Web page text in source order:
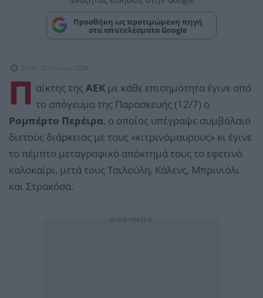
Προσθήκη ως προτιμώμενη πηγή
στα αποτελέσματα Google
21:00, 12 Ιουλίου 2024
Π αίκτης της ΑΕΚ με κάθε επισημότητα έγινε από
το απόγευμα της Παρασκευής (12/7) ο
Ρομπέρτο Περέιρα, ο οποίος υπέγραψε συμβόλαιο
διετούς διάρκειας με τους «κιτρινόμαυρους» κι έγινε
το πέμπτο μεταγραφικό απόκτημά τους το εφετινό
καλοκαίρι, μετά τους Τσιλούλη, Κάλενς, Μπρινιόλι
και Στρακόσα.